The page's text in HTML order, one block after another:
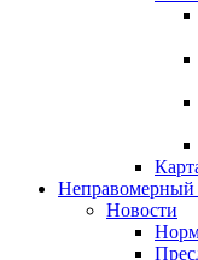
Неправомерный
Новости